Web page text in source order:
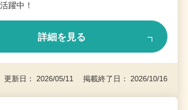
躍中！
詳細を見る
更新日： 2026/05/11 掲載終了日： 2026/10/16